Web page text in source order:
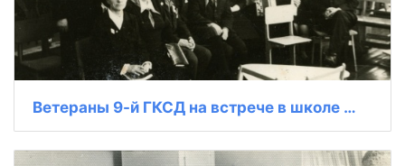
Ветераны 9-й ГКСД на встрече в школе № 66 г. Новосибирска